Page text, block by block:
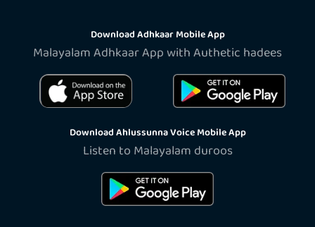
Download Adhkaar Mobile App
Malayalam Adhkaar App with Authetic hadees
Download Ahlussunna Voice Mobile App
Listen to Malayalam duroos